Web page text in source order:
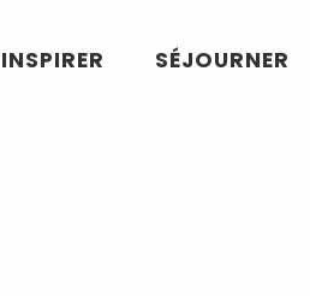
SÉJOURNER